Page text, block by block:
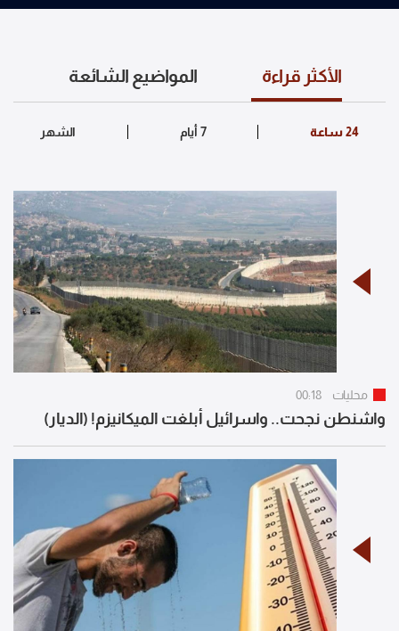
الأكثر قراءة المواضيع الشائعة
محليات 00:18
واشنطن نجحت.. واسرائيل أبلغت الميكانيزم! (الديار)